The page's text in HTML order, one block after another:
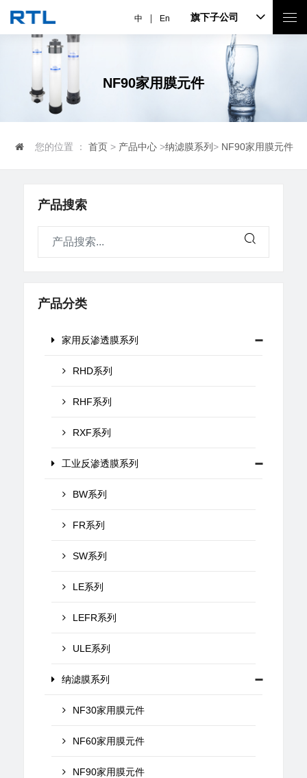
中 En 旗下子公司
NF90家用膜元件
您的位置 ：首页 > 产品中心 >纳滤膜系列> NF90家用膜元件
产品搜索
产品分类
家用反渗透膜系列
RHD系列
RHF系列
RXF系列
工业反渗透膜系列
BW系列
FR系列
SW系列
LE系列
LEFR系列
ULE系列
纳滤膜系列
NF30家用膜元件
NF60家用膜元件
NF90家用膜元件